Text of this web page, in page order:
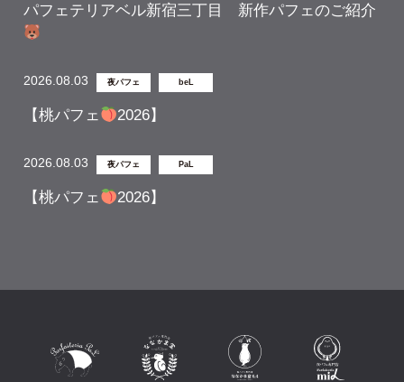
パフェテリアベル新宿三丁目 新作パフェのご紹介
2026.08.03 夜パフェ beL
【桃パフェ 2026】
2026.08.03 夜パフェ PaL
【桃パフェ 2026】